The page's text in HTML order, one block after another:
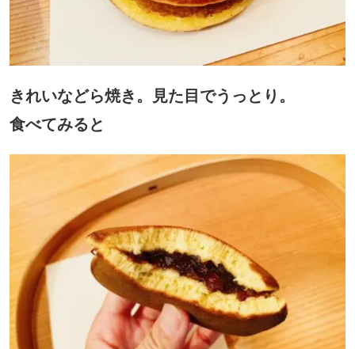
きれいなどら焼き。見た目でうっとり。
食べてみると